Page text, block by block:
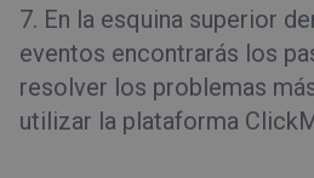
7. En la esquina superior
eventos encontrarás los
resolver los problemas
utilizar la plataforma